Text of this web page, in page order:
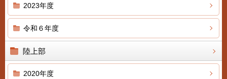
2023年度
令和６年度
陸上部
2020年度